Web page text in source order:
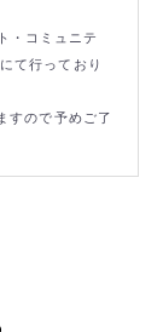
・コミュニテ
て行っており
すので予めご了